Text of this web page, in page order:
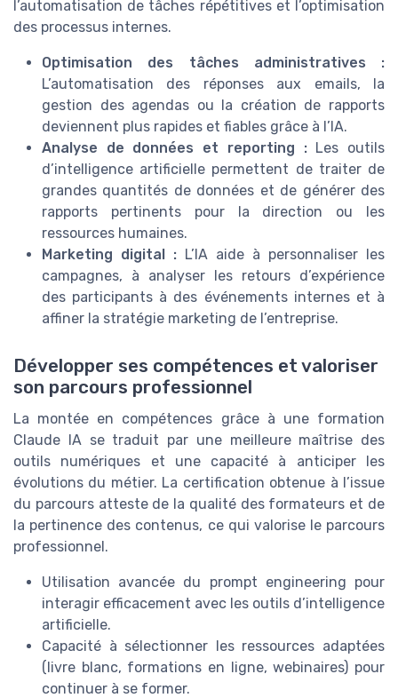
l’automatisation de tâches répétitives et l’optimisation
des processus internes.
Optimisation des tâches administratives :
L’automatisation des réponses aux emails, la
gestion des agendas ou la création de rapports
deviennent plus rapides et fiables grâce à l’IA.
Analyse de données et reporting :Les outils
d’intelligence artificielle permettent de traiter de
grandes quantités de données et de générer des
rapports pertinents pour la direction ou les
ressources humaines.
Marketing digital : L’IA aide à personnaliser les
campagnes, à analyser les retours d’expérience
des participants à des événements internes et à
affiner la stratégie marketing de l’entreprise.
Développer ses compétences et valoriser
son parcours professionnel
La montée en compétences grâce à une formation
Claude IA se traduit par une meilleure maîtrise des
outils numériques et une capacité à anticiper les
évolutions du métier. La certification obtenue à l’issue
du parcours atteste de la qualité des formateurs et de
la pertinence des contenus, ce qui valorise le parcours
professionnel.
Utilisation avancée du prompt engineering pour
interagir efficacement avec les outils d’intelligence
artificielle.
Capacité à sélectionner les ressources adaptées
(livre blanc, formations en ligne, webinaires) pour
continuer à se former.